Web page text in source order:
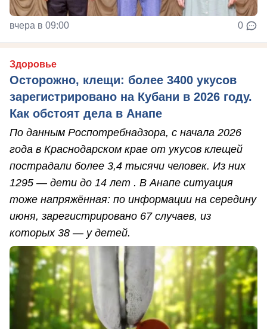
вчера в 09:00 0
Здоровье
Осторожно, клещи: более 3400 укусов
зарегистрировано на Кубани в 2026 году.
Как обстоят дела в Анапе
По данным Роспотребнадзора, с начала 2026
года в Краснодарском крае от укусов клещей
пострадали более 3,4 тысячи человек. Из них
1295 — дети до 14 лет . В Анапе ситуация
тоже напряжённая: по информации на середину
июня, зарегистрировано 67 случаев, из
которых 38 — у детей.